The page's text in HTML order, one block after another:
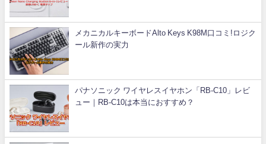
メカニカルキーボードAlto Keys K98M口コミ!ロジク
ール新作の実力
パナソニック ワイヤレスイヤホン「RB-C10」レビ
ュー｜RB-C10は本当におすすめ？